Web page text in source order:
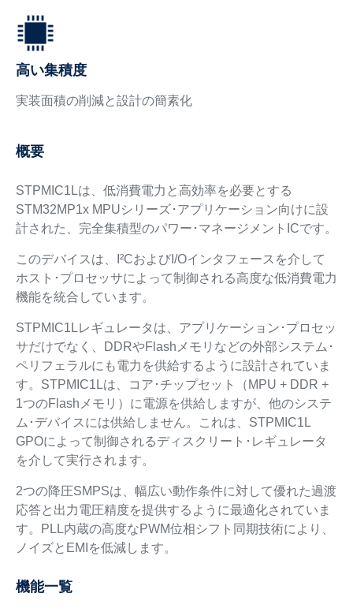
高い集積度
実装面積の削減と設計の簡素化
概要
STPMIC1Lは、低消費電力と高効率を必要とする
STM32MP1x MPUシリーズ･アプリケーション向けに設
計された、完全集積型のパワー･マネージメントICです。
このデバイスは、I²CおよびI/Oインタフェースを介して
ホスト･プロセッサによって制御される高度な低消費電力
機能を統合しています。
STPMIC1Lレギュレータは、アプリケーション･プロセッ
サだけでなく、DDRやFlashメモリなどの外部システム･
ペリフェラルにも電力を供給するように設計されていま
す。STPMIC1Lは、コア･チップセット（MPU + DDR +
1つのFlashメモリ）に電源を供給しますが、他のシステ
ム･デバイスには供給しません。これは、STPMIC1L
GPOによって制御されるディスクリート･レギュレータ
を介して実行されます。
2つの降圧SMPSは、幅広い動作条件に対して優れた過渡
応答と出力電圧精度を提供するように最適化されていま
す。PLL内蔵の高度なPWM位相シフト同期技術により、
ノイズとEMIを低減します。
機能一覧